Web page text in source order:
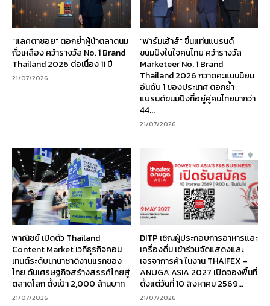
“แลคตาซอย” ตอกย้ำผู้นำตลาดนม
ถั่วเหลือง คว้ารางวัล No. 1 Brand
Thailand 2026 ต่อเนื่อง 11 ปี
21/07/2026
“ฟาร์มเฮ้าส์” ขึ้นแท่นแบรนด์
ขนมปังในใจคนไทย คว้ารางวัล
Marketeer No. 1 Brand
Thailand 2026 กวาดคะแนนนิยม
อันดับ 1 ของประเทศ ตอกย้ำ
แบรนด์ขนมปังที่อยู่คู่คนไทยมากว่า
44...
21/07/2026
พาณิชย์ เปิดตัว Thailand
Content Market เวทีธุรกิจคอน
เทนต์ระดับนานาชาติงานแรกของ
ไทย ดันเศรษฐกิจสร้างสรรค์ไทยสู่
ตลาดโลก ตั้งเป้า 2,000 ล้านบาท
21/07/2026
DITP เชิญผู้ประกอบการอาหารและ
เครื่องดื่ม เข้าร่วมจัดแสดงและ
เจรจาการค้า ในงาน THAIFEX –
ANUGA ASIA 2027 เปิดจองพื้นที่
ตั้งแต่วันที่ 10 สิงหาคม 2569...
21/07/2026